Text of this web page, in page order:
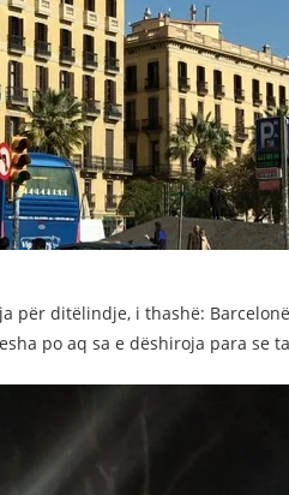
për ditëlindje, i thashë:
po aq sa e dëshiroja para se